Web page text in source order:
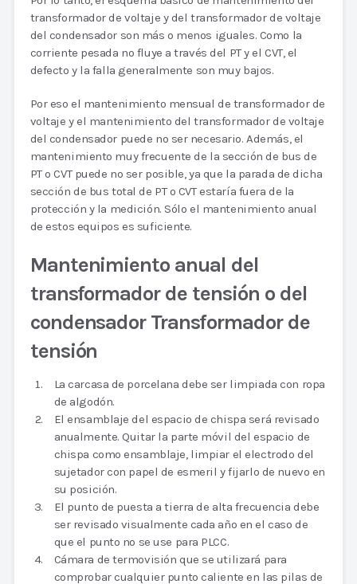
transformador de voltaje y del transformador de voltaje
del condensador son más o menos iguales. Como la
corriente pesada no fluye a través del PT y el CVT, el
defecto y la falla generalmente son muy bajos.
Por eso el mantenimiento mensual de transformador de
voltaje y el mantenimiento del transformador de voltaje
del condensador puede no ser necesario. Además, el
mantenimiento muy frecuente de la sección de bus de
PT o CVT puede no ser posible, ya que la parada de dicha
sección de bus total de PT o CVT estaría fuera de la
protección y la medición. Sólo el mantenimiento anual
de estos equipos es suficiente.
Mantenimiento anual del
transformador de tensión o del
condensador Transformador de
tensión
La carcasa de porcelana debe ser limpiada con ropa
de algodón.
El ensamblaje del espacio de chispa será revisado
anualmente. Quitar la parte móvil del espacio de
chispa como ensamblaje, limpiar el electrodo del
sujetador con papel de esmeril y fijarlo de nuevo en
su posición.
El punto de puesta a tierra de alta frecuencia debe
ser revisado visualmente cada año en el caso de
que el punto no se use para PLCC.
Cámara de termovisión que se utilizará para
comprobar cualquier punto caliente en las pilas de